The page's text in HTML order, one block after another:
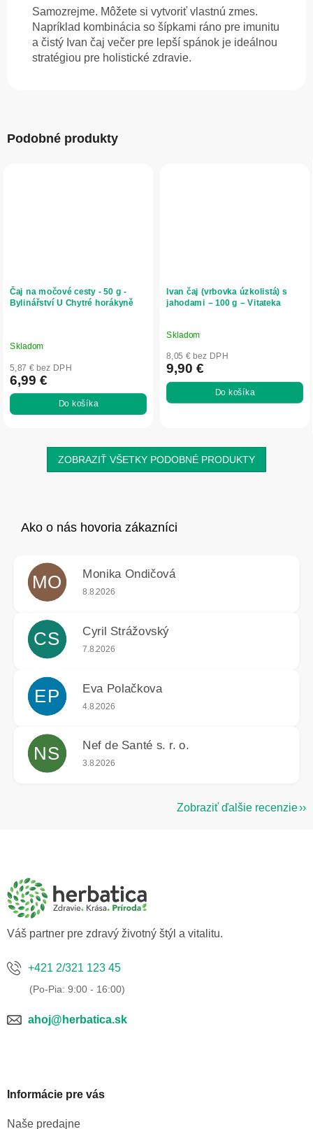
Samozrejme. Môžete si vytvoriť vlastnú zmes.
Napríklad kombinácia so šípkami ráno pre imunitu
a čistý Ivan čaj večer pre lepší spánok je ideálnou
stratégiou pre holistické zdravie.
Podobné produkty
Čaj na močové cesty - 50 g -
Bylinářství U Chytré horákyně
Skladom
5,87 € bez DPH
6,99 €
Do košíka
Ivan čaj (vrbovka úzkolistá) s
jahodami – 100 g – Vitateka
Priemerné
hodnotenie
produktu
je
Skladom
8,05 € bez DPH
9,90 €
Do košíka
ZOBRAZIŤ VŠETKY PODOBNÉ PRODUKTY
MO Monika Ondičová
Hodnotenie obchodu je 5 z 5 hviezdičiek.
8.8.2026
CS Cyril Strážovský
Hodnotenie obchodu je 5 z 5 hviezdičiek.
7.8.2026
EP Eva Polačkova
Hodnotenie obchodu je 5 z 5 hviezdičiek.
4.8.2026
NS Nef de Santé s. r. o.
Hodnotenie obchodu je 5 z 5 hviezdičiek.
3.8.2026
Zobraziť ďalšie recenzie
Váš partner pre zdravý životný štýl a vitalitu.
+421 2/321 123 45
ahoj@herbatica.sk
Informácie pre vás
Naše predajne